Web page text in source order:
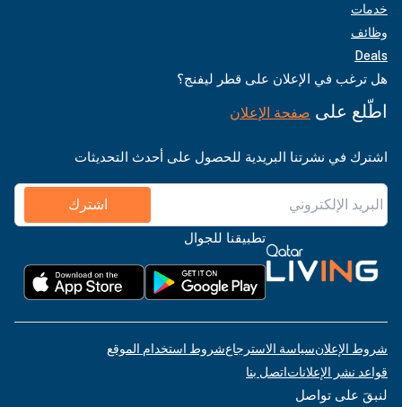
خدمات
وظائف
Deals
هل ترغب في الإعلان على قطر ليفنج؟
اطّلع على صفحة الإعلان
اشترك في نشرتنا البريدية للحصول على أحدث التحديثات
اشترك
تطبيقنا للجوال
شروط الإعلانسياسة الاسترجاعشروط استخدام الموقع
قواعد نشر الإعلاناتاتصل بنا
لنبقَ على تواصل